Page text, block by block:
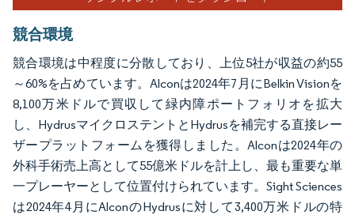
競合環境
競合環境は中程度に分散しており、上位5社が収益の約55
～60%を占めています。Alconは2024年7月にBelkin Visionを
8,100万米ドルで買収して緑内障ポートフォリオを拡大
し、HydrusマイクロステントとHydrusを補完する直接レー
ザープラットフォームを獲得しました。Alconは2024年の
外科手術売上高として55億米ドルを計上し、最も重要な単
一プレーヤーとして位置付けられています。Sight Sciences
は2024年4月にAlconのHydrusに対して3,400万米ドルの特